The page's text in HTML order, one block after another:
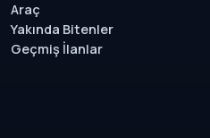
Araç
Yakında Bitenler
Geçmiş İlanlar